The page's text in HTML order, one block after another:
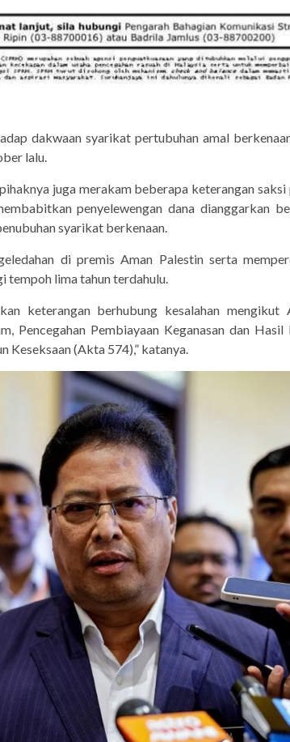
dakwaan syarikat pertubuhan amal
lalu.
juga merakam beberapa keterangan saksi
penyelewengan dana dianggarkan
syarikat berkenaan.
di premis Aman Palestin serta
tempoh lima tahun terdahulu.
keterangan berhubung kesalahan
Pencegahan Pembiayaan Keganasan dan
Keseksaan (Akta 574),” katanya.